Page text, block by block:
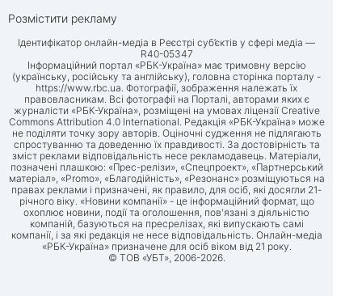
Розмістити рекламу
Ідентифікатор онлайн-медіа в Реєстрі суб’єктів у сфері медіа —
R40-05347
Інформаційний портал «РБК-Україна» має тримовну версію
(українську, російську та англійську), головна сторінка порталу -
https://www.rbc.ua . Фотографії, зображення належать їх
правовласникам. Всі фотографії на Порталі, авторами яких є
журналісти «РБК-Україна», розміщені на умовах ліцензії Creative
Commons Attribution 4.0 International. Редакція «РБК-Україна» може
не поділяти точку зору авторів. Оціночні судження не підлягають
спростуванню та доведенню їх правдивості. За достовірність та
зміст реклами відповідальність несе рекламодавець. Матеріали,
позначені плашкою: «Прес-релізи», «Спецпроект», «Партнерський
матеріал», «Promo», «Благодійність», «Резонанс» розміщуються на
правах реклами і призначені, як правило, для осіб, які досягли 21-
річного віку. «Новини компанії» - це інформаційний формат, що
охоплює новини, події та оголошення, пов'язані з діяльністю
компаній, базуються на пресрелізах, які випускають самі
компанії, і за які редакція не несе відповідальність. Онлайн-медіа
«РБК-Україна» призначене для осіб віком від 21 року.
© ТОВ «УБТ», 2006-2026.